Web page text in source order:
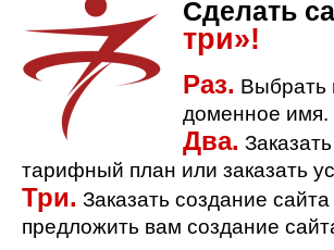
Сделать
три»!
Раз. Выбрать
доменное имя.
Два.
тарифный план или заказать
Три. Заказать создание
предложить вам создание